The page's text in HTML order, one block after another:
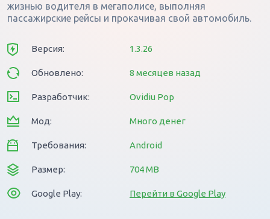
жизнью водителя в мегаполисе, выполняя
пассажирские рейсы и прокачивая свой автомобиль.
Версия: 1.3.26
Обновлено: 8 месяцев назад
Разработчик: Ovidiu Pop
Мод: Много денег
Требования: Android
Размер: 704 MB
Google Play: Перейти в Google Play